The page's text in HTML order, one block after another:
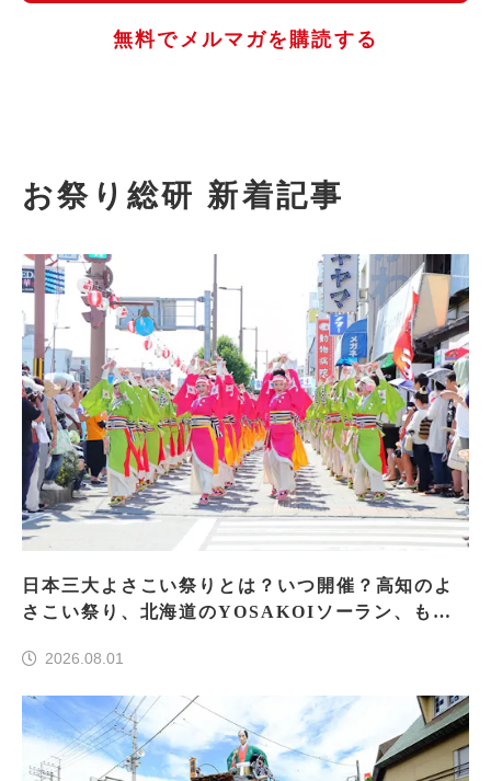
無料でメルマガを購読する
お祭り総研 新着記事
日本三大よさこい祭りとは？いつ開催？高知のよ
さこい祭り、北海道のYOSAKOIソーラン、もう
2026.08.01